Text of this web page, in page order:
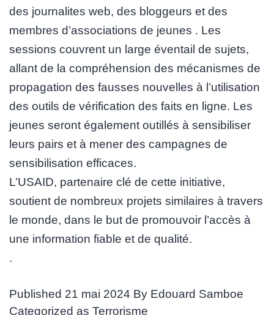
des journalites web, des bloggeurs et des
membres d’associations de jeunes . Les
sessions couvrent un large éventail de sujets,
allant de la compréhension des mécanismes de
propagation des fausses nouvelles à l’utilisation
des outils de vérification des faits en ligne. Les
jeunes seront également outillés à sensibiliser
leurs pairs et à mener des campagnes de
sensibilisation efficaces.
L’USAID, partenaire clé de cette initiative,
soutient de nombreux projets similaires à travers
le monde, dans le but de promouvoir l’accès à
une information fiable et de qualité.
.
Published 21 mai 2024 By Edouard Samboe
Categorized as Terrorisme